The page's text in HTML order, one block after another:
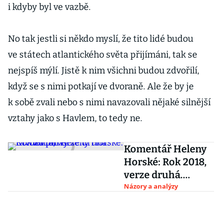
i kdyby byl ve vazbě.
No tak jestli si někdo myslí, že tito lidé budou
ve státech atlantického světa přijímáni, tak se
nejspíš mýlí. Jistě k nim všichni budou zdvořilí,
když se s nimi potkají ve dvoraně. Ale že by je
k sobě zvali nebo s nimi navazovali nějaké silnější
vztahy jako s Havlem, to tedy ne.
Komentář Heleny
Horské: Rok 2018,
verze druhá.
Divoká párty
Názory a analýzy